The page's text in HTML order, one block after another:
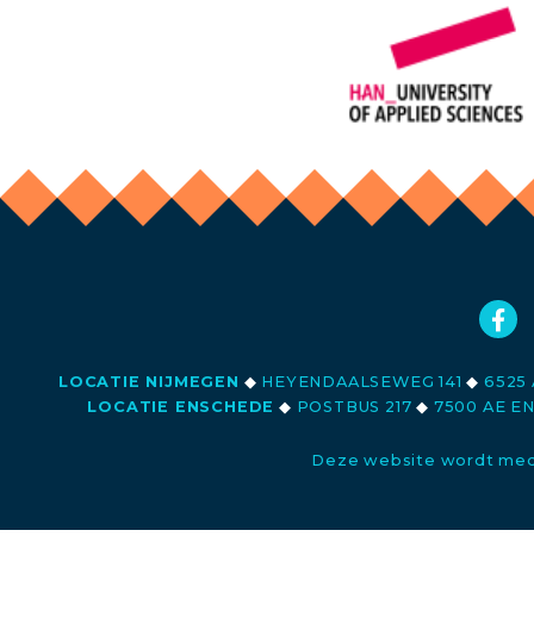
LOCATIE NIJMEGEN ◆ HEYENDAALSEWEG 141◆ 6525
LOCATIE ENSCHEDE ◆ POSTBUS 217◆ 7500 AE
Deze website wordt